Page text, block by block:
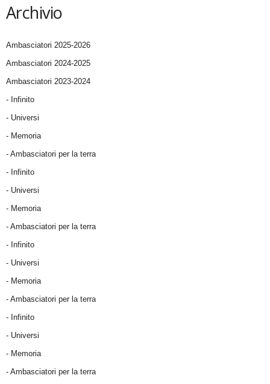
Archivio
Ambasciatori 2025-2026
Ambasciatori 2024-2025
Ambasciatori 2023-2024
- Infinito
- Universi
- Memoria
- Ambasciatori per la terra
- Infinito
- Universi
- Memoria
- Ambasciatori per la terra
- Infinito
- Universi
- Memoria
- Ambasciatori per la terra
- Infinito
- Universi
- Memoria
- Ambasciatori per la terra